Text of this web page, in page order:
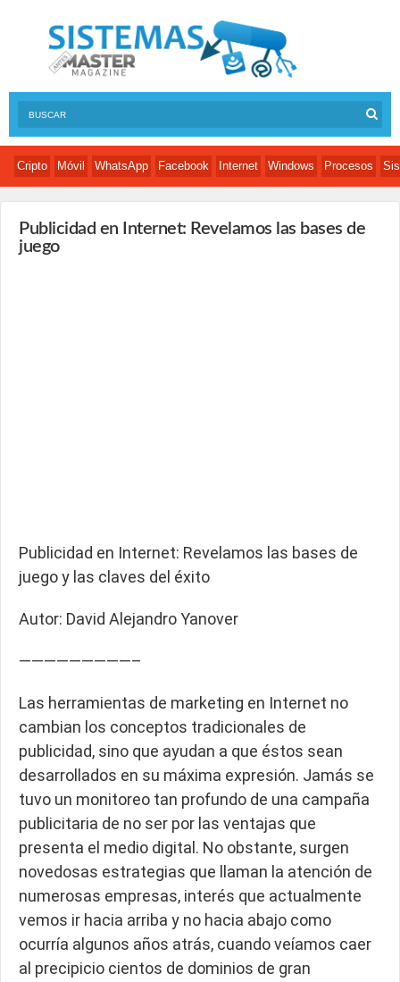
Cripto Móvil WhatsApp Facebook Internet Windows Procesos
Publicidad en Internet: Revelamos las bases de
juego
Publicidad en Internet: Revelamos las bases de
juego y las claves del éxito
Autor: David Alejandro Yanover
—————————–
Las herramientas de marketing en Internet no
cambian los conceptos tradicionales de
publicidad, sino que ayudan a que éstos sean
desarrollados en su máxima expresión. Jamás se
tuvo un monitoreo tan profundo de una campaña
publicitaria de no ser por las ventajas que
presenta el medio digital. No obstante, surgen
novedosas estrategias que llaman la atención de
numerosas empresas, interés que actualmente
vemos ir hacia arriba y no hacia abajo como
ocurría algunos años atrás, cuando veíamos caer
al precipicio cientos de dominios de gran